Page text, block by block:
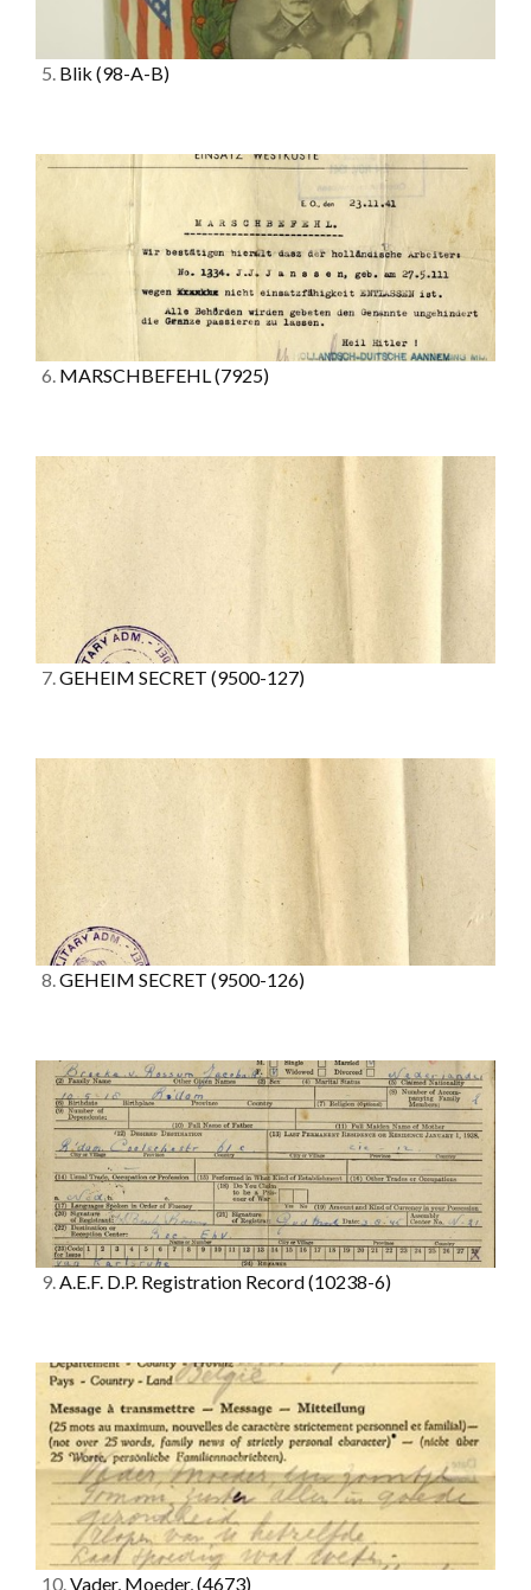
5. Blik (98-A-B)
6. MARSCHBEFEHL(7925)
7.GEHEIM SECRET (9500-127)
8.GEHEIM SECRET (9500-126)
9.A.E.F. D.P. Registration Record(10238-6)
10.Vader, Moeder,(4673)